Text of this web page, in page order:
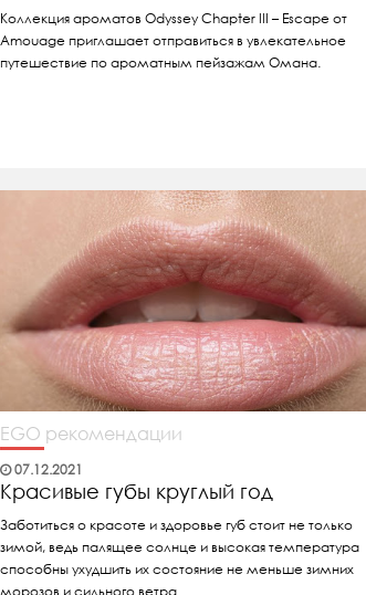
Коллекция ароматов Odyssey Chapter III – Escape от
Amouage приглашает отправиться в увлекательное
путешествие по ароматным пейзажам Омана.
EGO рекомендации
07.12.2021
Красивые губы круглый год
Заботиться о красоте и здоровье губ стоит не только
зимой, ведь палящее солнце и высокая температура
способны ухудшить их состояние не меньше зимних
морозов и сильного ветра.